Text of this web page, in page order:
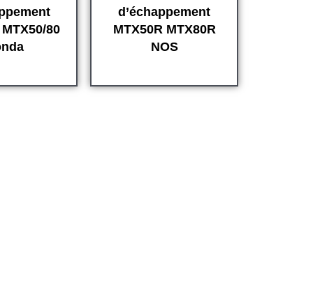
80
d’échappement
MTX50R MTX80R
NOS